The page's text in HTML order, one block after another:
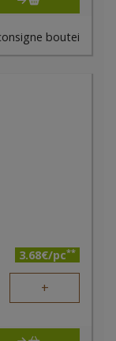
boutei
3.68€/pc**
+